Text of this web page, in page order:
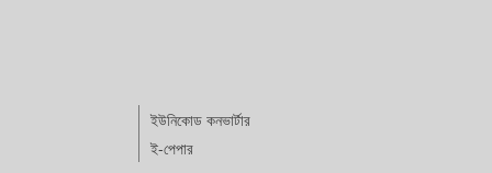
কিছু
এগিয়ে
ইউনিকোড কনভার্টার
ই-পেপার